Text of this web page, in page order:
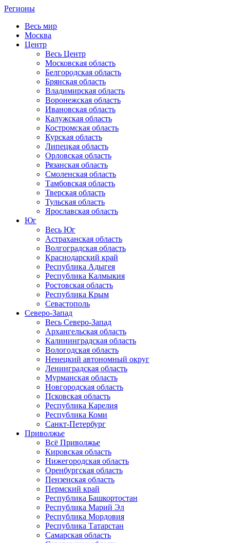
Регионы
Весь мир
Москва
Центр
Весь Центр
Московская область
Белгородская область
Брянская область
Владимирская область
Воронежская область
Ивановская область
Калужская область
Костромская область
Курская область
Липецкая область
Орловская область
Рязанская область
Смоленская область
Тамбовская область
Тверская область
Тульская область
Ярославская область
Юг
Весь Юг
Астраханская область
Волгоградская область
Краснодарский край
Республика Адыгея
Республика Калмыкия
Ростовская область
Республика Крым
Севастополь
Северо-Запад
Весь Северо-Запад
Архангельская область
Калининградская область
Вологодская область
Ненецкий автономный округ
Ленинградская область
Мурманская область
Новгородская область
Псковская область
Республика Карелия
Республика Коми
Санкт-Петербург
Приволжье
Всё Приволжье
Кировская область
Нижегородская область
Оренбургская область
Пензенская область
Пермский край
Республика Башкортостан
Республика Марий Эл
Республика Мордовия
Республика Татарстан
Самарская область